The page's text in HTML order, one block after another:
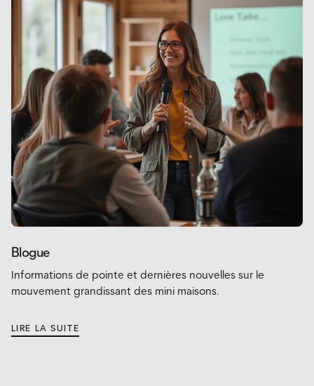
Blogue
Informations de pointe et dernières nouvelles sur le
mouvement grandissant des mini maisons.
LIRE LA SUITE